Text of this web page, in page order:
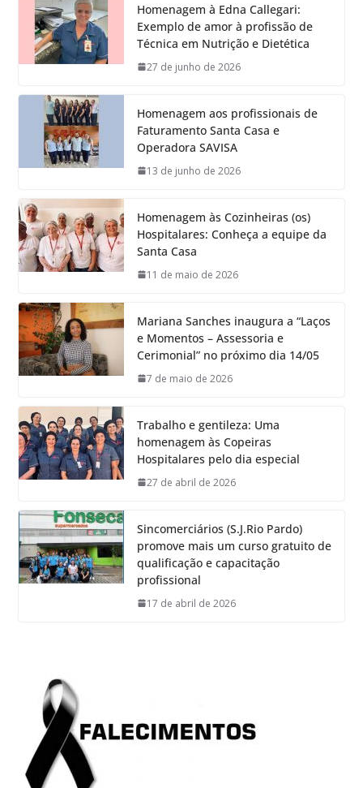
Homenagem à Edna Callegari:
Exemplo de amor à profissão de
Técnica em Nutrição e Dietética
27 de junho de 2026
Homenagem aos profissionais de
Faturamento Santa Casa e
Operadora SAVISA
13 de junho de 2026
Homenagem às Cozinheiras (os)
Hospitalares: Conheça a equipe da
Santa Casa
11 de maio de 2026
Mariana Sanches inaugura a “Laços
e Momentos – Assessoria e
Cerimonial” no próximo dia 14/05
7 de maio de 2026
Trabalho e gentileza: Uma
homenagem às Copeiras
Hospitalares pelo dia especial
27 de abril de 2026
Sincomerciários (S.J.Rio Pardo)
promove mais um curso gratuito de
qualificação e capacitação
profissional
17 de abril de 2026